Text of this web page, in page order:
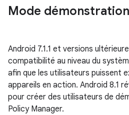
Mode
Android 7.1.1 et versions
compatibilité au niveau du
afin que les utilisateurs puissent
appareils en action. Android 8.1
pour créer des utilisateurs de
Policy Manager.